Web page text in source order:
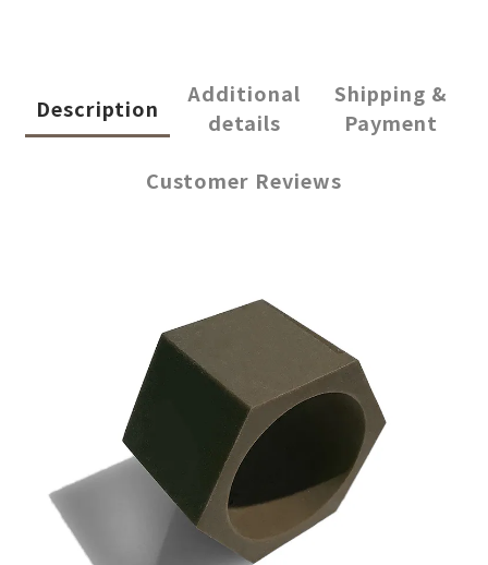
Description
Additional
details
Shipping &
Payment
Customer Reviews